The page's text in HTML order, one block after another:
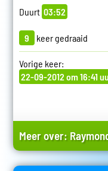
Duurt 03:52
9 keer gedraaid
Vorige keer:
22-09-2012 om 16:41
Meer over: